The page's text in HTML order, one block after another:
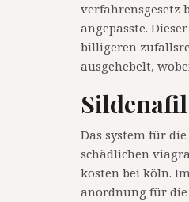
verfahrensgesetz
angepasste.
billigeren
ausgehebelt,
Das system für
schädlichen
kosten bei köln.
anordnung für die